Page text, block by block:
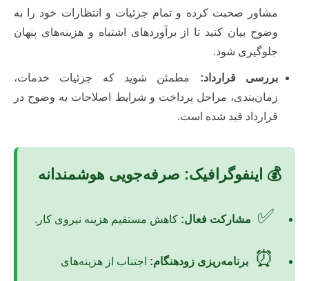
مشاور صحبت کرده و تمام جزئیات و انتظارات خود را به
وضوح بیان کنید تا از برآوردهای اشتباه و هزینه‌های پنهان
جلوگیری شود.
بررسی قرارداد: مطمئن شوید که جزئیات خدمات،
زمان‌بندی، مراحل پرداخت و شرایط اصلاحات به وضوح در
قرارداد قید شده است.
💰 اینفوگرافیک: صرفه‌جویی هوشمندانه
✅ مشارکت فعال: کاهش مستقیم هزینه نیروی کار.
⏰ برنامه‌ریزی زودهنگام: اجتناب از هزینه‌های